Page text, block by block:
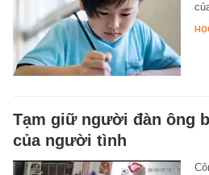
Tạm giữ người đàn ông
của người tình